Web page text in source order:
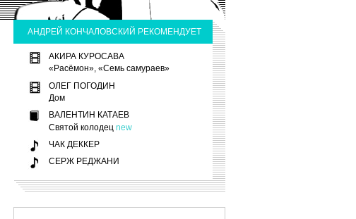
АНДРЕЙ КОНЧАЛОВСКИЙ РЕКОМЕНДУЕТ
АКИРА КУРОСАВА
«Расёмон», «Семь самураев»
ОЛЕГ ПОГОДИН
Дом
ВАЛЕНТИН КАТАЕВ
Святой колодец new
ЧАК ДЕККЕР
СЕРЖ РЕДЖАНИ